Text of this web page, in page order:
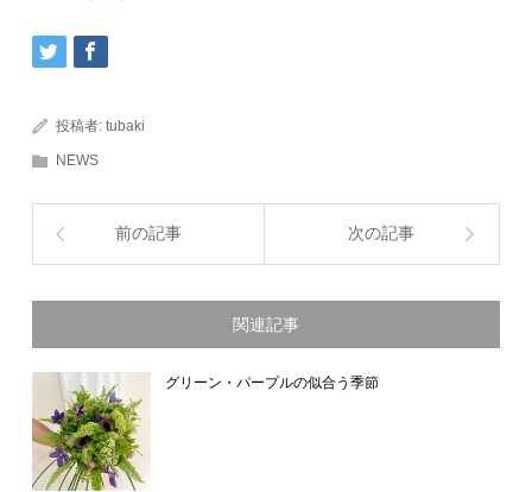
投稿者:tubaki
NEWS
前の記事 次の記事
関連記事
グリーン・パープルの似合う季節